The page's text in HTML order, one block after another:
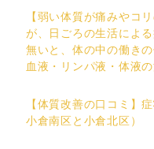
【弱い体質が痛みやコ
が、日ごろの生活によ
無いと、体の中の働き
血液・リンパ液・体液
【体質改善の口コミ】
小倉南区と小倉北区）